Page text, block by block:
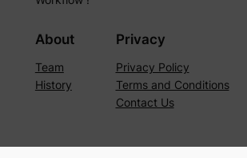
About
Team
History
Privacy
Privacy Policy
Terms and Conditions
Contact Us